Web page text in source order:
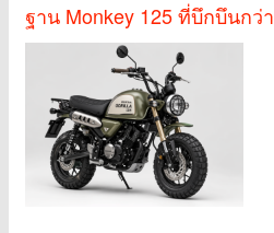
ฐาน Monkey 125 ที่บึกบึนกว่า